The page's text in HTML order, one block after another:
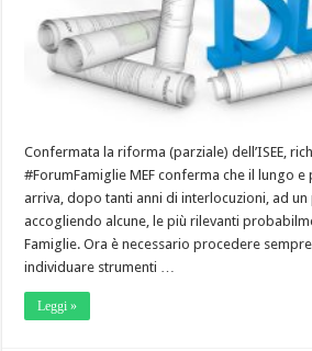
Confermata la riforma (parziale) dell’ISEE,
#ForumFamiglie MEF conferma che il lungo e
arriva, dopo tanti anni di interlocuzioni, ad un
accogliendo alcune, le più rilevanti
Famiglie. Ora è necessario procedere
individuare strumenti …
Leggi »